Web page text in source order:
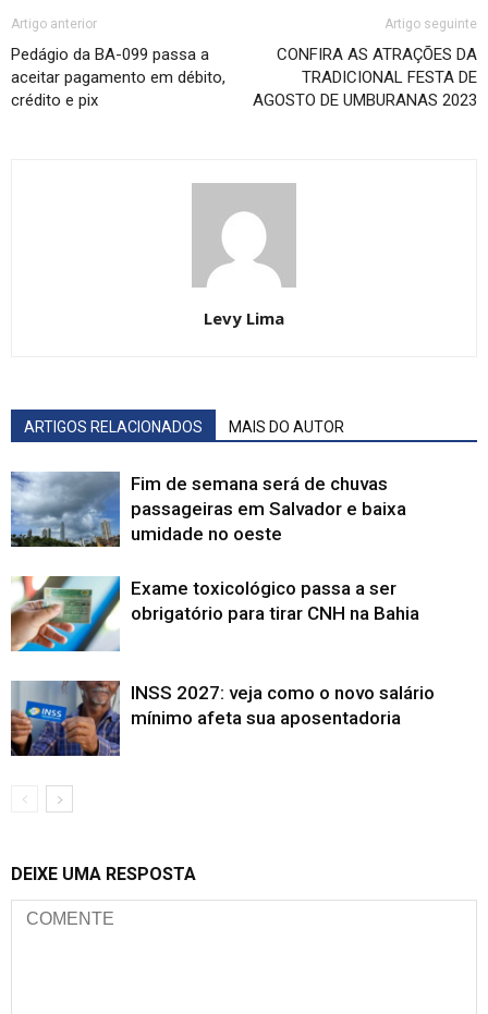
Artigo anterior
Pedágio da BA-099 passa a
aceitar pagamento em débito,
crédito e pix
Artigo seguinte
CONFIRA AS ATRAÇÕES DA
TRADICIONAL FESTA DE
AGOSTO DE UMBURANAS 2023
Levy Lima
ARTIGOS RELACIONADOS MAIS DO AUTOR
Fim de semana será de chuvas
passageiras em Salvador e baixa
umidade no oeste
Exame toxicológico passa a ser
obrigatório para tirar CNH na Bahia
INSS 2027: veja como o novo salário
mínimo afeta sua aposentadoria
DEIXE UMA RESPOSTA